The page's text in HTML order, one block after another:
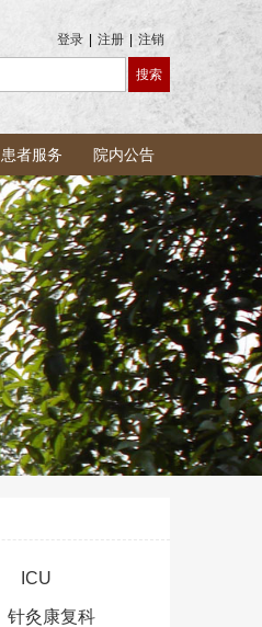
登录 注册 注销
患者服务 院内公告
ICU
针灸康复科